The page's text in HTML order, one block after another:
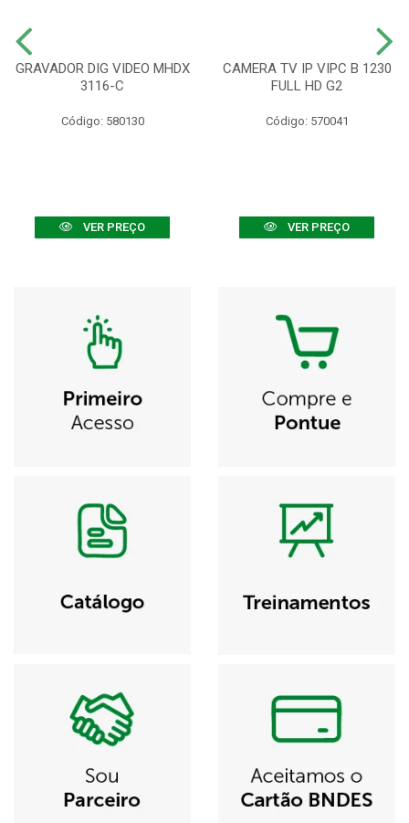
GRAVADOR DIG VIDEO MHDX
3116-C
Código: 580130
VER PREÇO
CAMERA TV IP VIPC B 1230
FULL HD G2
Código: 570041
VER PREÇO